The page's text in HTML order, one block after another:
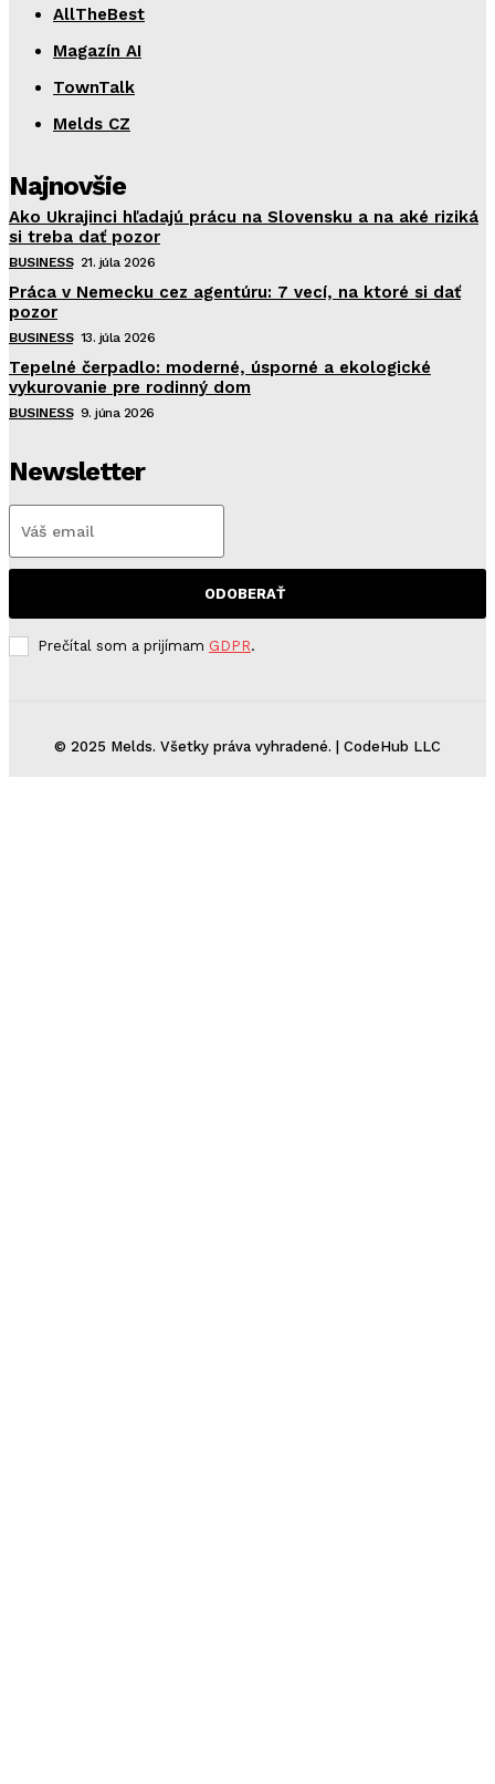
AllTheBest
Magazín AI
TownTalk
Melds CZ
Najnovšie
Ako Ukrajinci hľadajú prácu na Slovensku a na aké riziká
si treba dať pozor
BUSINESS 21. júla 2026
Práca v Nemecku cez agentúru: 7 vecí, na ktoré si dať
pozor
BUSINESS 13. júla 2026
Tepelné čerpadlo: moderné, úsporné a ekologické
vykurovanie pre rodinný dom
BUSINESS 9. júna 2026
Newsletter
ODOBERAŤ
Prečítal som a prijímam GDPR.
© 2025 Melds. Všetky práva vyhradené. | CodeHub LLC